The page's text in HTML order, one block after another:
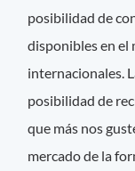
posibilidad de
disponibles en el
internacionales.
posibilidad de
que más nos
mercado de la